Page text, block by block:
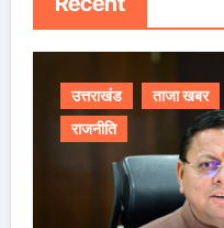
उत्तराखंड ताजा खबर
राजनीति